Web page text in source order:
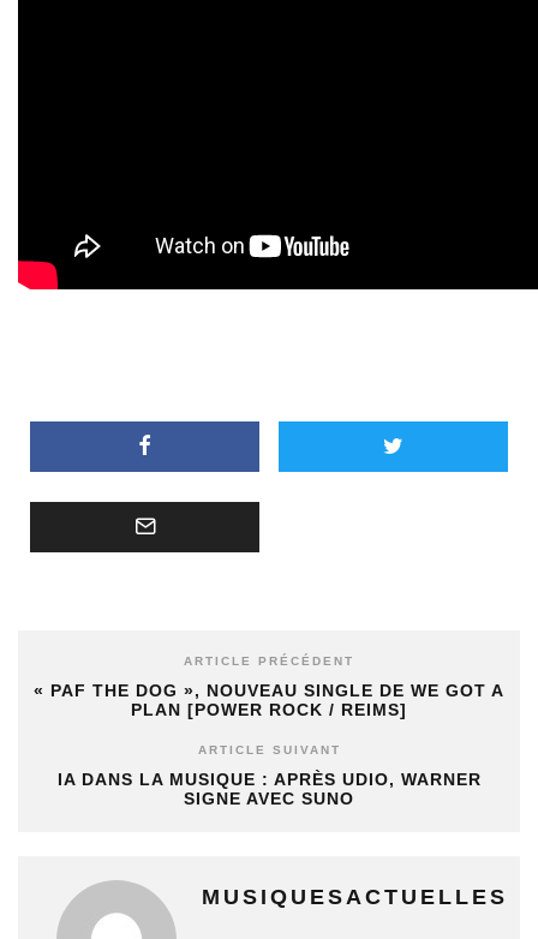
ARTICLE PRÉCÉDENT
« PAF THE DOG », NOUVEAU SINGLE DE WE GOT A
PLAN [POWER ROCK / REIMS]
ARTICLE SUIVANT
IA DANS LA MUSIQUE : APRÈS UDIO, WARNER
SIGNE AVEC SUNO
MUSIQUESACTUELLES